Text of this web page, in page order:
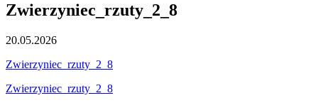
Zwierzyniec_rzuty_2_8
20.05.2026
Zwierzyniec_rzuty_2_8
Zwierzyniec_rzuty_2_8